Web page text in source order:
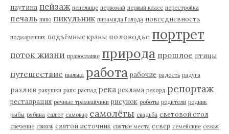
паутина пейзаж пепелище первомай первый класс перестройка
печаль пиво пикульник пирамида Голода повседневность
подмаренник подъёмные краны половодье портрет
поток жизни православие природа прошлое птицы
путешествие пыльца работа рабочие радость радуга
разлив ракушки рапс распад река реклама рекорд репортаж
реставрация речные трамвайчики рисунок роботы родители родник
рыбы рябина салют самовар самолёты свадьба световой стол
свечение свиязь святой источник святые места север семейские семья